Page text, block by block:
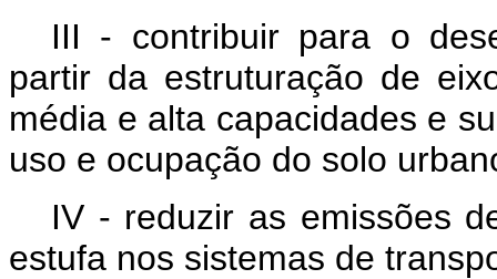
III - contribuir para o
partir da estruturação de
média e alta capacidades e
uso e ocupação do solo
IV - reduzir as emissões
estufa nos sistemas de